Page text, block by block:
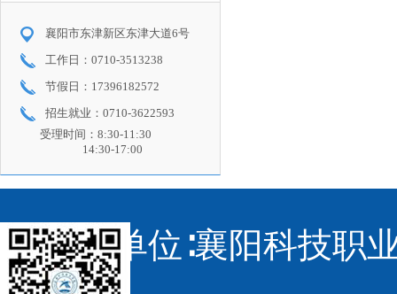
襄阳市东津新区东津大道6号
工作日：0710-3513238
节假日：17396182572
招生就业：0710-3622593
受理时间：8:30-11:30
14:30-17:00
主办单位∶襄阳科技